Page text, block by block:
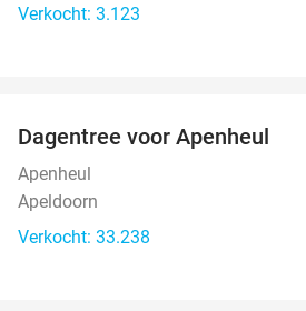
Verkocht: 3.123
Dagentree voor Apenheul
Apenheul
Apeldoorn
Verkocht: 33.238